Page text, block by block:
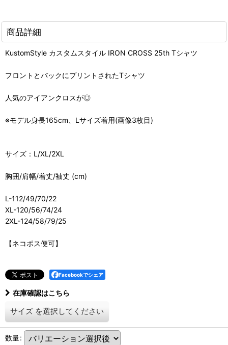
商品詳細
KustomStyle カスタムスタイル IRON CROSS 25th Tシャツ
フロントとバックにプリントされたTシャツ
人気のアイアンクロスが◎
※モデル身長165cm、Lサイズ着用(画像3枚目)
サイズ：L/XL/2XL
胸囲/肩幅/着丈/袖丈 (cm)
L-112/49/70/22
XL-120/56/74/24
2XL-124/58/79/25
【ネコポス便可】
Facebookでシェア
在庫確認はこちら
サイズ を選択してください
数量: